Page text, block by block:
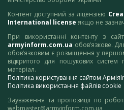
Контент доступний за ліцензією
International license якщо не
При використанні контенту з
armyinform.com.ua обов’язкове.
обов’язковим є розміщення у
відкритого для пошукових систем
матеріал.
Політика користування сайтом
Політика використання файлів cookie
Зауваження та пропозиції по
webmaster@armyinform.com.ua